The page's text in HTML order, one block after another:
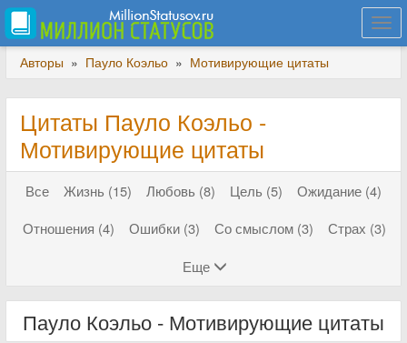
Авторы » Пауло Коэльо » Мотивирующие цитаты
Цитаты Пауло Коэльо -
Мотивирующие цитаты
Все Жизнь (15) Любовь (8) Цель (5)
Ожидание (4)
Отношения (4)
Ошибки (3) Со смыслом (3)
Страх (3)
Еще
Пауло Коэльо - Мотивирующие цитаты